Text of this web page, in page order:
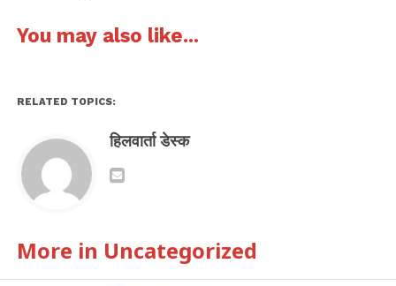
You may also like...
RELATED TOPICS:
हिलवार्ता डेस्क
More in Uncategorized